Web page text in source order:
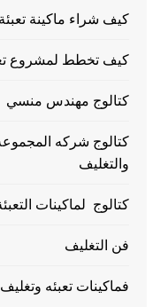
كيف شراء ماكينة
كيف تخطط لمشروع
كتالوج مهندس منسي
كتالوج شركه
والتغليف
كتالوج لماكينات
فن التغليف
فماكينات تعبئه وتغليف